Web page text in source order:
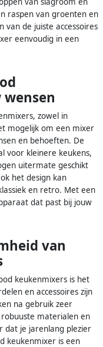
raspen van groenten en
de juiste accessoires
eenvoudig in een
zowel in
mogelijk om een mixer
en behoeften. De
voor kleinere keukens,
uitermate geschikt
het design kan
en retro. Met een
dat past bij jouw
van
keukenmixers is het
en accessoires zijn
na gebruik zeer
materialen en
dat je jarenlang plezier
keukenmixer is een